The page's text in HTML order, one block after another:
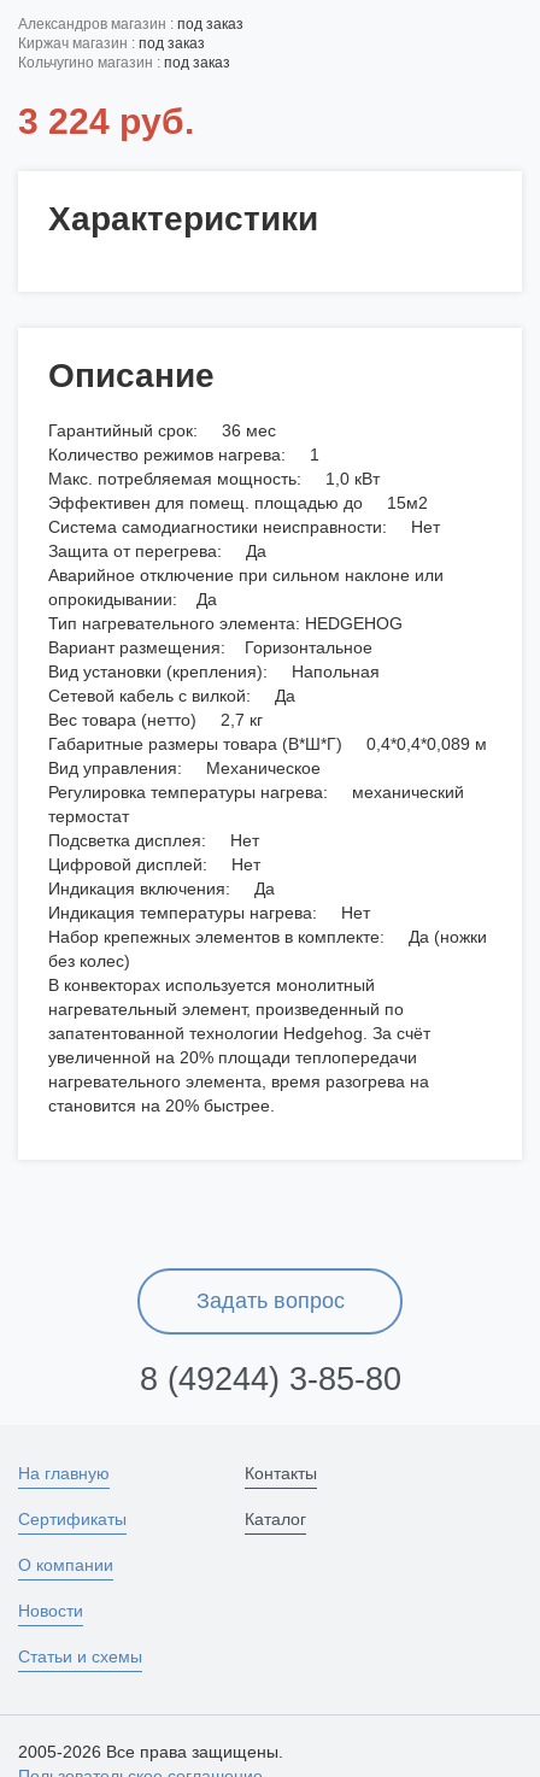
александров магазин : под заказ
киржач магазин : под заказ
кольчугино магазин : под заказ
3 224 руб.
Характеристики
Описание
Гарантийный срок: 36 мес
Количество режимов нагрева: 1
Макс. потребляемая мощность: 1,0 кВт
Эффективен для помещ. площадью до 15м2
Система самодиагностики неисправности: Нет
Защита от перегрева: Да
Аварийное отключение при сильном наклоне или
опрокидывании: Да
Тип нагревательного элемента: HEDGEHOG
Вариант размещения: Горизонтальное
Вид установки (крепления): Напольная
Сетевой кабель с вилкой: Да
Вес товара (нетто) 2,7 кг
Габаритные размеры товара (В*Ш*Г) 0,4*0,4*0,089 м
Вид управления: Механическое
Регулировка температуры нагрева: механический
термостат
Подсветка дисплея: Нет
Цифровой дисплей: Нет
Индикация включения: Да
Индикация температуры нагрева: Нет
Набор крепежных элементов в комплекте: Да (ножки
без колес)
В конвекторах используется монолитный
нагревательный элемент, произведенный по
запатентованной технологии Hedgehog. За счёт
увеличенной на 20% площади теплопередачи
нагревательного элемента, время разогрева на
становится на 20% быстрее.
Задать вопрос
8 (49244) 3-85-80
На главную
Сертификаты
О компании
Новости
Статьи и схемы
Контакты
Каталог
2005-2026 Все права защищены.